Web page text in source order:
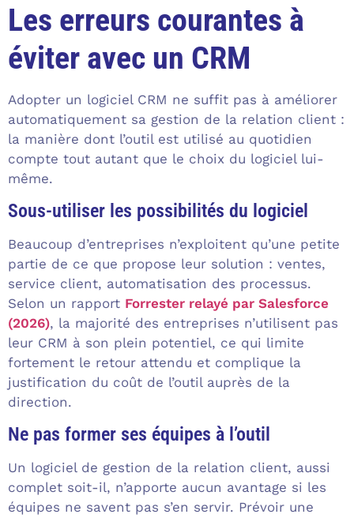
Les erreurs courantes à
éviter avec un CRM
Adopter un logiciel CRM ne suffit pas à améliorer
automatiquement sa gestion de la relation client :
la manière dont l’outil est utilisé au quotidien
compte tout autant que le choix du logiciel lui-
même.
Sous-utiliser les possibilités du logiciel
Beaucoup d’entreprises n’exploitent qu’une petite
partie de ce que propose leur solution : ventes,
service client, automatisation des processus.
Selon un rapport Forrester relayé par Salesforce
(2026), la majorité des entreprises n’utilisent pas
leur CRM à son plein potentiel, ce qui limite
fortement le retour attendu et complique la
justification du coût de l’outil auprès de la
direction.
Ne pas former ses équipes à l’outil
Un logiciel de gestion de la relation client, aussi
complet soit-il, n’apporte aucun avantage si les
équipes ne savent pas s’en servir. Prévoir une